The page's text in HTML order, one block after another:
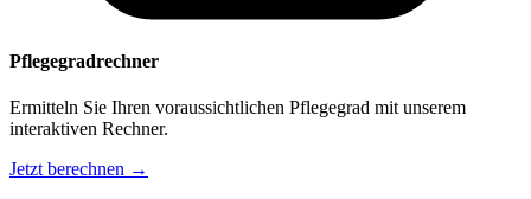
Pflegegradrechner
Ermitteln Sie Ihren voraussichtlichen Pflegegrad mit unserem
interaktiven Rechner.
Jetzt berechnen →